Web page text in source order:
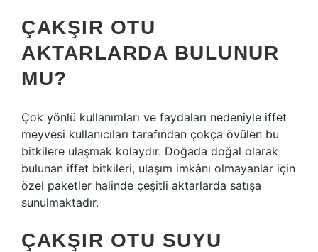
ÇAKŞIR OTU
AKTARLARDA BULUNUR
MU?
Çok yönlü kullanımları ve faydaları nedeniyle iffet
meyvesi kullanıcıları tarafından çokça övülen bu
bitkilere ulaşmak kolaydır. Doğada doğal olarak
bulunan iffet bitkileri, ulaşım imkânı olmayanlar için
özel paketler halinde çeşitli aktarlarda satışa
sunulmaktadır.
ÇAKŞIR OTU SUYU